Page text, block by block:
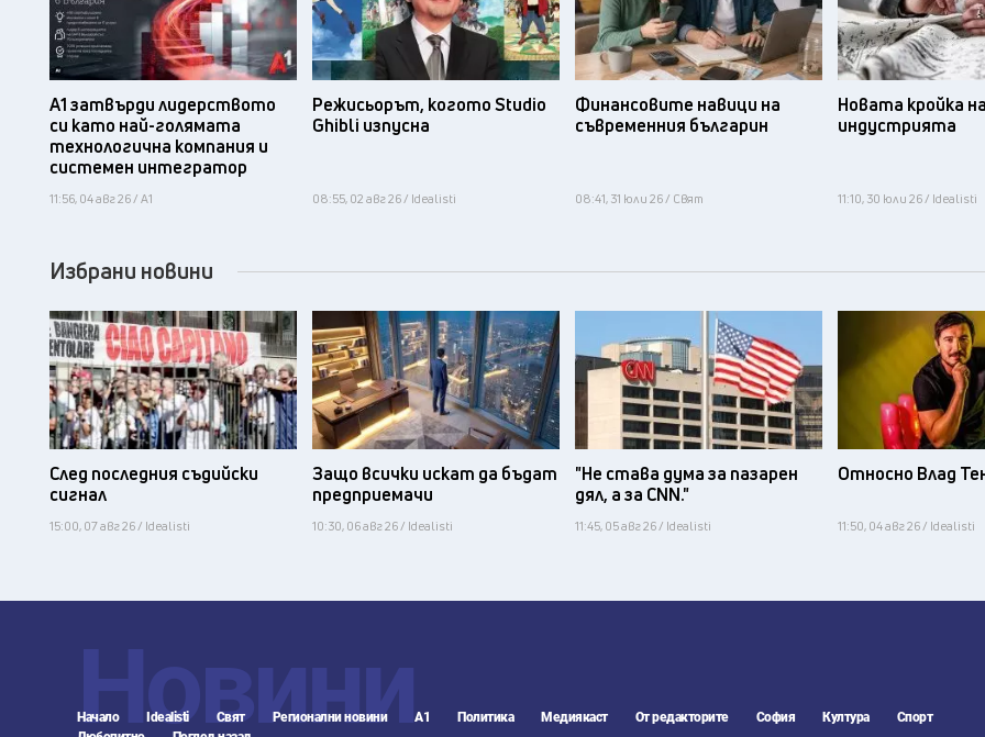
А1 затвърди лидерството
си като най-голямата
технологична компания и
системен интегратор
11:56, 04 авг 26 / А1
Режисьорът, когото Studio
Ghibli изпусна
08:55, 02 авг 26 / Idealisti
Финансовите навици на
съвременния българин
08:41, 31 юли 26 / Свят
Новата кройка
индустрията
11:10, 30 юли 26 / Idealisti
Избрани новини
След последния съдийски
сигнал
15:00, 07 авг 26 / Idealisti
Защо всички искат да бъдат
предприемачи
10:30, 06 авг 26 / Idealisti
"Не става дума за пазарен
дял, а за CNN."
11:45, 05 авг 26 / Idealisti
Относно Влад
11:50, 04 авг 26 / Idealisti
Новини
Начало Idealisti Свят Регионални новини А1 Политика Медиякаст От редакторите София Култура
Спорт